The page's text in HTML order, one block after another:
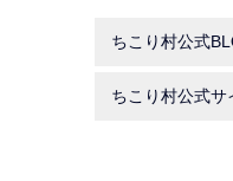
ちこり村公式
ちこり村公式サ